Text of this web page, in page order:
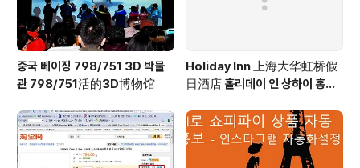
중국 베이징 798/751 3D 박물
관 798/751活的3D博物馆
Holiday Inn 上海大华虹桥假
日酒店 홀리데이 인 상하이 홍차
ngqiao